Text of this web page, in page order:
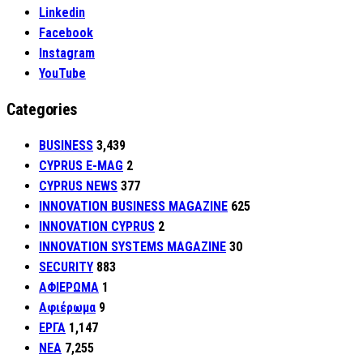
Linkedin
Facebook
Instagram
YouTube
Categories
BUSINESS 3,439
CYPRUS E-MAG 2
CYPRUS NEWS 377
INNOVATION BUSINESS MAGAZINE 625
INNOVATION CYPRUS 2
INNOVATION SYSTEMS MAGAZINE 30
SECURITY 883
ΑΦΙΕΡΩΜΑ 1
Αφιέρωμα 9
ΕΡΓΑ 1,147
ΝΕΑ 7,255